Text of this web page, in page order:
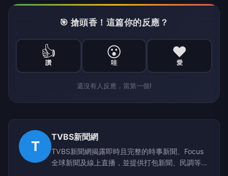
🎯 搶頭香！這篇你的反應？
👍
讚
😮
哇
❤️
愛
還沒有人反應，當第一個!
T
TVBS新聞網
TVBS新聞網揭露即時且完整的時事新聞、Focus
全球新聞及線上直播，並提供打包新聞、民調等資
訊，展現兼具深度及廣度的新聞視野│TVBS 最值